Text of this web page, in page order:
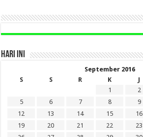
HARI INI
September 2016
S
S R K J
1
2
5
6 7 8 9
12
13 14 15 16
19
20 21 22 23